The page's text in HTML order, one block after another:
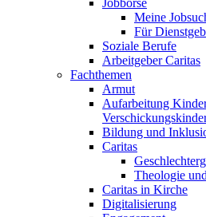
Jobbörse
Meine
Für
Soziale Berufe
Arbeitgeber Caritas
Fachthemen
Armut
Aufarbeitung
Bildung und
Caritas
Theologie
Caritas in Kirche
Digitalisierung